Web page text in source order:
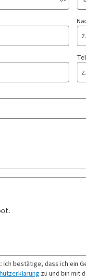
bestätige, dass ich ein
zu und bin mit